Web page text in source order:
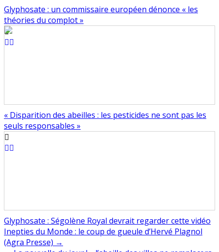
Glyphosate : un commissaire européen dénonce « les
théories du complot »
« Disparition des abeilles : les pesticides ne sont pas les
seuls responsables »
Glyphosate : Ségolène Royal devrait regarder cette vidéo
Navigation
Inepties du Monde : le coup de gueule d’Hervé Plagnol
(Agra Presse) →